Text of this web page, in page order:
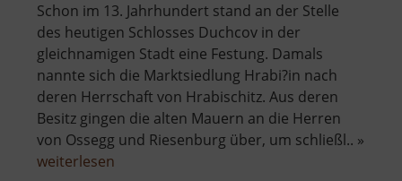
Schon im 13. Jahrhundert stand an der Stelle
des heutigen Schlosses Duchcov in der
gleichnamigen Stadt eine Festung. Damals
nannte sich die Marktsiedlung Hrabi?in nach
deren Herrschaft von Hrabischitz. Aus deren
Besitz gingen die alten Mauern an die Herren
von Ossegg und Riesenburg über, um schließl.. »
weiterlesen